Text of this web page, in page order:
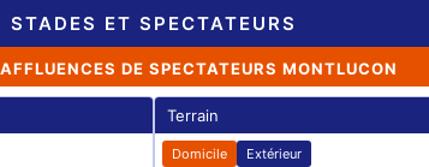
STADES ET SPECTATEURS
DE SPECTATEURS MONTLUCON
Terrain
Domicile Extérieur